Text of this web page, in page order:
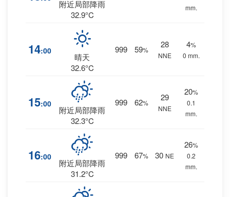
附近局部降雨
32.9°C
mm.
14:00
晴天
32.6°C
999 59%
28
NNE
4%
0 mm.
15:00
附近局部降雨
32.3°C
999 62%
29
NNE
20%
0.1
mm.
16:00
附近局部降雨
31.2°C
999 67% 30 NE
26%
0.2
mm.